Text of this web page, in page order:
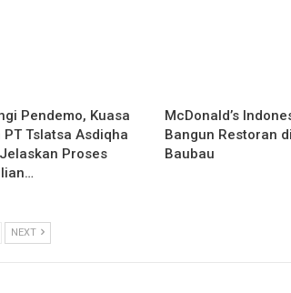
Pendemo, Kuasa
PT Tslatsa Asdiqha
Proses
McDonald’s
Bangun Restoran
Baubau
NEXT